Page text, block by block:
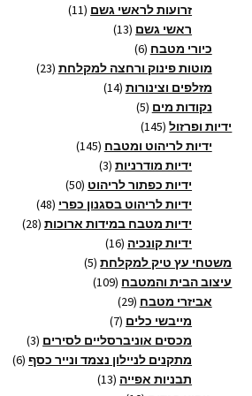
מוצריםזרועות לראשי גשם 11
11
ראשי גשם 13
13
כיורי מטבח 6
6
מוצרים
מוטות פינוק ורחצה למקלחת 23
23
מזלפים וצינורות 14
14
נקודות מים 5
5
ידיות ופרזול 145
145
מוצרים
ידיות לריהוט ומטבח 145
145
ידיות מודרניות 3
3
מוצריםידיות כפתור לריהוט 50
50
מוצריםידיות לריהוט בסגנון כפרי 48
48
מוצרים ידיות מטבח במידות ארוכות 28
28
ידיות קונכיה 16
16
מוצריםמשטחי עץ טיק למקלחת 5
5
עיצוב הבית והמטבח 109
109
אביזרי מטבח 29
29
מוצרים מייבשי כלים 7
7
מוצרים
מכסים אוניברסליים לסירים 3
3
מוצריםמתקנים לניילון נצמד ונייר כסף 6
6
תבניות אפייה 13
13